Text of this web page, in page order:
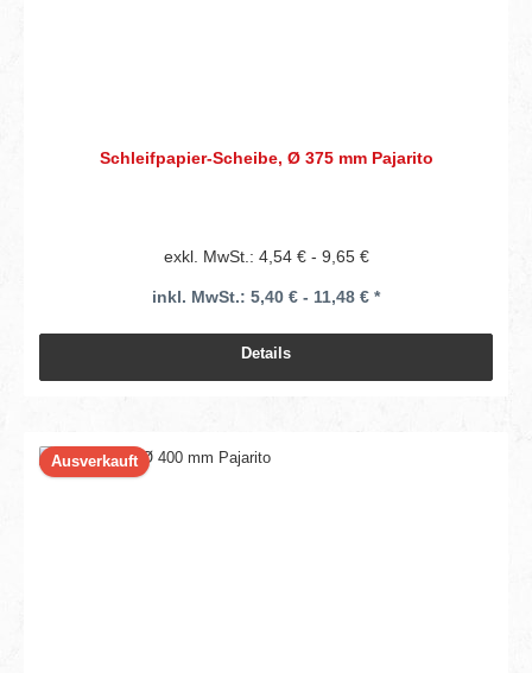
Schleifpapier-Scheibe, Ø 375 mm Pajarito
exkl. MwSt.: 4,54 € - 9,65 €
inkl. MwSt.: 5,40 € - 11,48 € *
Details
Ausverkauft